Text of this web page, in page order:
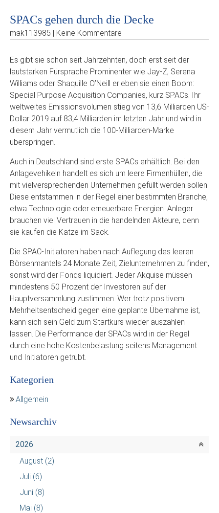
SPACs gehen durch die Decke
mak113985 | Keine Kommentare
Es gibt sie schon seit Jahrzehnten, doch erst seit der
lautstarken Fürsprache Prominenter wie Jay-Z, Serena
Williams oder Shaquille O’Neill erleben sie einen Boom:
Special Purpose Acquisition Companies, kurz SPACs. Ihr
weltweites Emissionsvolumen stieg von 13,6 Milliarden US-
Dollar 2019 auf 83,4 Milliarden im letzten Jahr und wird in
diesem Jahr vermutlich die 100-Milliarden-Marke
überspringen.
Auch in Deutschland sind erste SPACs erhältlich. Bei den
Anlagevehikeln handelt es sich um leere Firmenhüllen, die
mit vielversprechenden Unternehmen gefüllt werden sollen.
Diese entstammen in der Regel einer bestimmten Branche,
etwa Technologie oder erneuerbare Energien. Anleger
brauchen viel Vertrauen in die handelnden Akteure, denn
sie kaufen die Katze im Sack.
Die SPAC-Initiatoren haben nach Auflegung des leeren
Börsenmantels 24 Monate Zeit, Zielunternehmen zu finden,
sonst wird der Fonds liquidiert. Jeder Akquise müssen
mindestens 50 Prozent der Investoren auf der
Hauptversammlung zustimmen. Wer trotz positivem
Mehrheitsentscheid gegen eine geplante Übernahme ist,
kann sich sein Geld zum Startkurs wieder auszahlen
lassen. Die Performance der SPACs wird in der Regel
durch eine hohe Kostenbelastung seitens Management
und Initiatoren getrübt.
Kategorien
Allgemein
Newsarchiv
2026
August (2)
Juli (6)
Juni (8)
Mai (8)